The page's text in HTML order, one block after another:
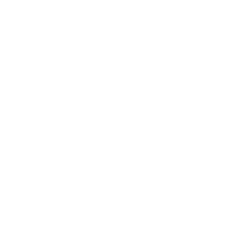
或詐欺目的，包括但不
郵件、傳送選擇性接收
送或開放式代理、傳送
或大量傳送任意版本或
郵件是透過第三方伺服
式視窗、使用遭竊的信
騙、加密貨幣詐騙、隱